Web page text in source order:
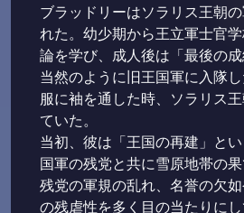
ブラッドリーはソラリス王朝
れた。幼少期から王立軍士官
論を学び、成人後は「最後の
当然のように旧王国軍に入隊
服に袖を通した時、ソラリス
ていた。
当初、彼は「王国の再建」と
国軍の残党と共に雪原地帯の
残党の軍規の乱れ、名誉の欠
の残虐性を多く目の当たりに